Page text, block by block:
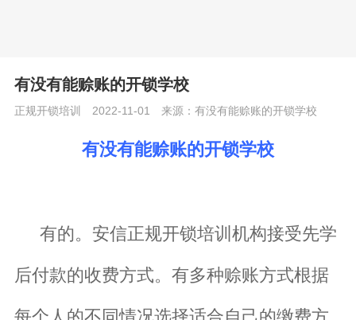
有没有能赊账的开锁学校
正规开锁培训 2022-11-01 来源：有没有能赊账的开锁学校
有没有能赊账的开锁学校
有的。安信正规开锁培训机构接受先学
后付款的收费方式。有多种赊账方式根据